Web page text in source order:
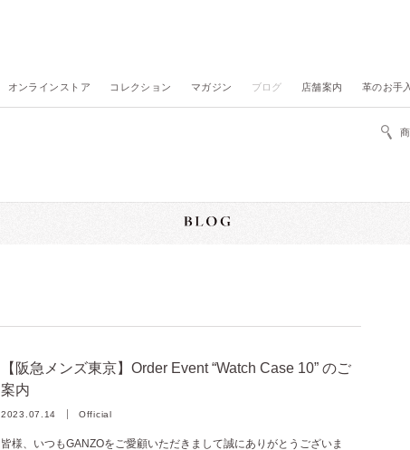
オンラインストア コレクション マガジン ブログ 店舗案内 革のお手
【阪急メンズ東京】Order Event “Watch Case 10” のご
案内
2023.07.14 Official
皆様、いつもGANZOをご愛顧いただきまして誠にありがとうございま